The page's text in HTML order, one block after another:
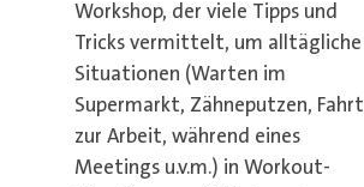
Workshop, der viele Tipps und
Tricks vermittelt, um alltägliche
Situationen (Warten im
Supermarkt, Zähneputzen, Fahrt
zur Arbeit, während eines
Meetings u.v.m.) in Workout-